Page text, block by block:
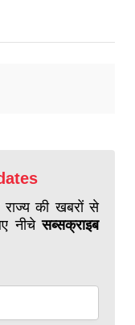
की खबरों से
नीचेसब्सक्राइब